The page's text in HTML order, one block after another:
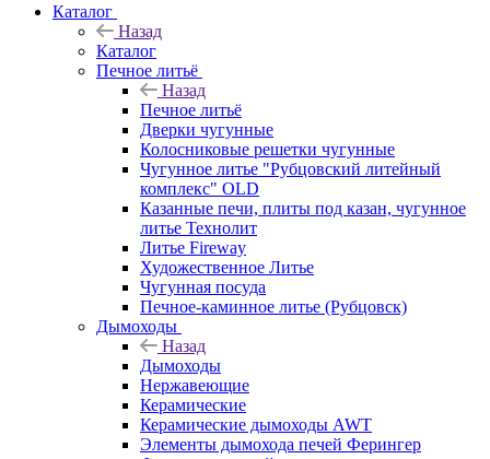
Каталог
Назад
Каталог
Печное литьё
Назад
Печное литьё
Дверки чугунные
Колосниковые решетки чугунные
Чугунное литье "Рубцовский литейный
комплекс" OLD
Казанные печи, плиты под казан, чугунное
литье Технолит
Литье Fireway
Художественное Литье
Чугунная посуда
Печное-каминное литье (Рубцовск)
Дымоходы
Назад
Дымоходы
Нержавеющие
Керамические
Керамические дымоходы AWT
Элементы дымохода печей Ферингер